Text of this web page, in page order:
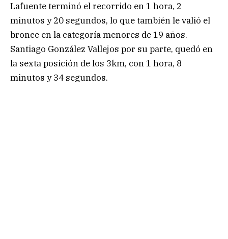
Lafuente terminó el recorrido en 1 hora, 2
minutos y 20 segundos, lo que también le valió el
bronce en la categoría menores de 19 años.
Santiago González Vallejos por su parte, quedó en
la sexta posición de los 3km, con 1 hora, 8
minutos y 34 segundos.